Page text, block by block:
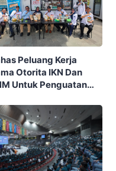
Peluang Kerja
Otorita IKN Dan
Untuk Penguatan